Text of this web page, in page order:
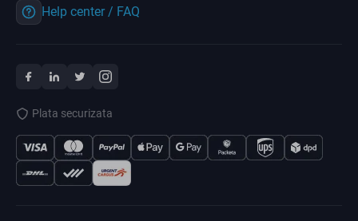
Help center / FAQ
Plata securizata